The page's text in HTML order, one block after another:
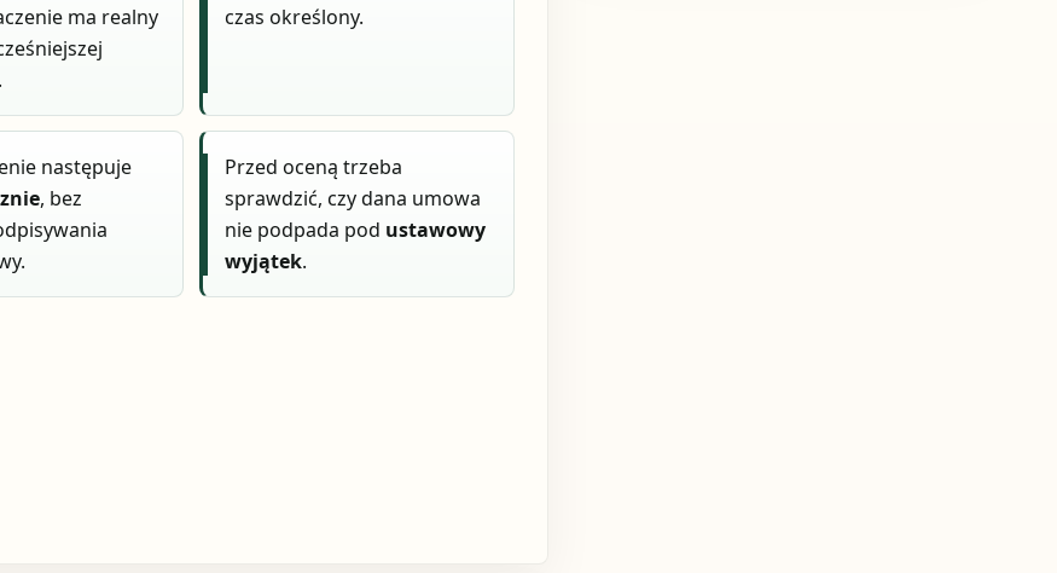
ma realny
czas określony.
następuje
, bez
Przed oceną trzeba
sprawdzić, czy dana umowa
nie podpada pod ustawowy
wyjątek.